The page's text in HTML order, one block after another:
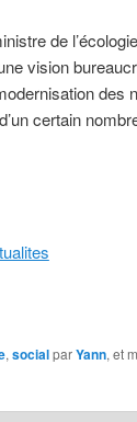
de
vision
des
certain
, socialparYann, et